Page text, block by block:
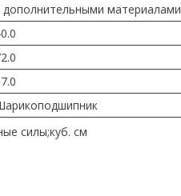
дополнительными материалами
силы;куб. см